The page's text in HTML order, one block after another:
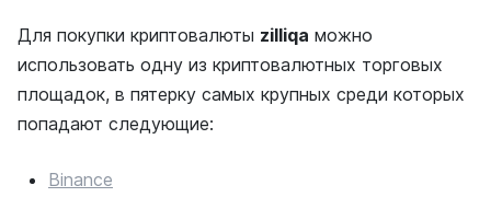
Для покупки криптовалюты zilliqa можно
использовать одну из криптовалютных торговых
площадок, в пятерку самых крупных среди которых
попадают следующие:
Binance